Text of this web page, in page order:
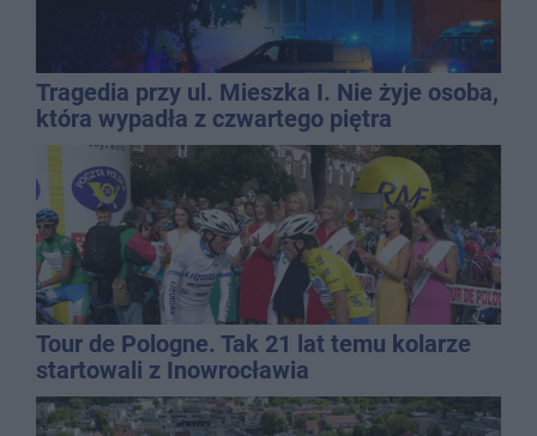
Tragedia przy ul. Mieszka I. Nie żyje osoba,
która wypadła z czwartego piętra
Tour de Pologne. Tak 21 lat temu kolarze
startowali z Inowrocławia